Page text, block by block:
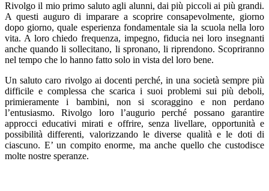
Rivolgo il mio primo saluto agli alunni, dai più piccoli ai più grandi.
A questi auguro di imparare a scoprire consapevolmente, giorno
dopo giorno, quale esperienza fondamentale sia la scuola nella loro
vita. A loro chiedo frequenza, impegno, fiducia nei loro insegnanti
anche quando li sollecitano, li spronano, li riprendono. Scopriranno
nel tempo che lo hanno fatto solo in vista del loro bene.
Un saluto caro rivolgo ai docenti perché, in una società sempre più
difficile e complessa che scarica i suoi problemi sui più deboli,
primieramente i bambini, non si scoraggino e non perdano
l’entusiasmo. Rivolgo loro l’augurio perché possano garantire
approcci educativi mirati e offrire, senza livellare, opportunità e
possibilità differenti, valorizzando le diverse qualità e le doti di
ciascuno. E’ un compito enorme, ma anche quello che custodisce
molte nostre speranze.